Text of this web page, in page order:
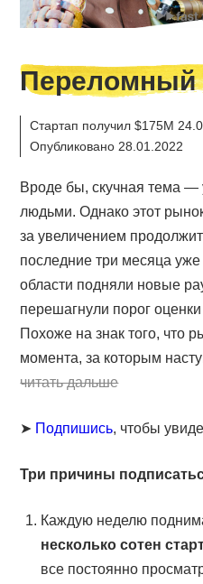
Переломный
Стартап получил $175M
Опубликовано 28.01.2022
Вроде бы, скучная тема
людьми. Однако этот
за увеличением
последние три месяца
области подняли новые
перешагнули порог
Похоже на знак того, что
момента, за которым
читать дальше
➤ Подпишись, чтобы
Три причины
Каждую неделю
несколько сотен
все постоянно